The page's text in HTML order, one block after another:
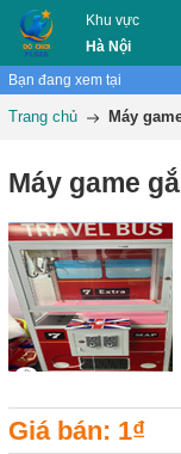
Khu vực
Hà Nội
Bạn đang xem tại
Trang chủ Máy
Máy game
Giá bán: 1₫